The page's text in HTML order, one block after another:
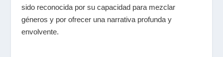
sido reconocida por su capacidad para mezclar
géneros y por ofrecer una narrativa profunda y
envolvente.